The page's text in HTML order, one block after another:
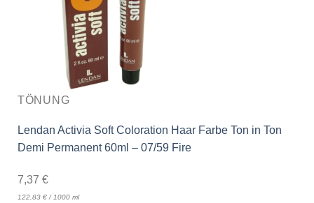
TÖNUNG
Lendan Activia Soft Coloration Haar Farbe Ton in Ton
Demi Permanent 60ml – 07/59 Fire
7,37 €
122,83 €/ 1000 ml